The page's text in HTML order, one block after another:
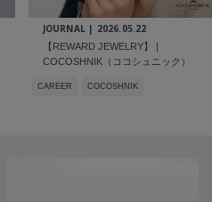
JOURNAL | 2026.05.22
【REWARD JEWELRY】 |
COCOSHNIK（ココシュニック）
CAREER COCOSHNIK